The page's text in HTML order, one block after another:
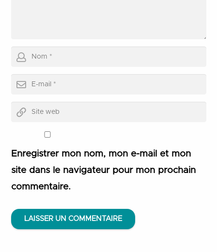
Enregistrer mon nom, mon e-mail et mon
site dans le navigateur pour mon prochain
commentaire.
LAISSER UN COMMENTAIRE